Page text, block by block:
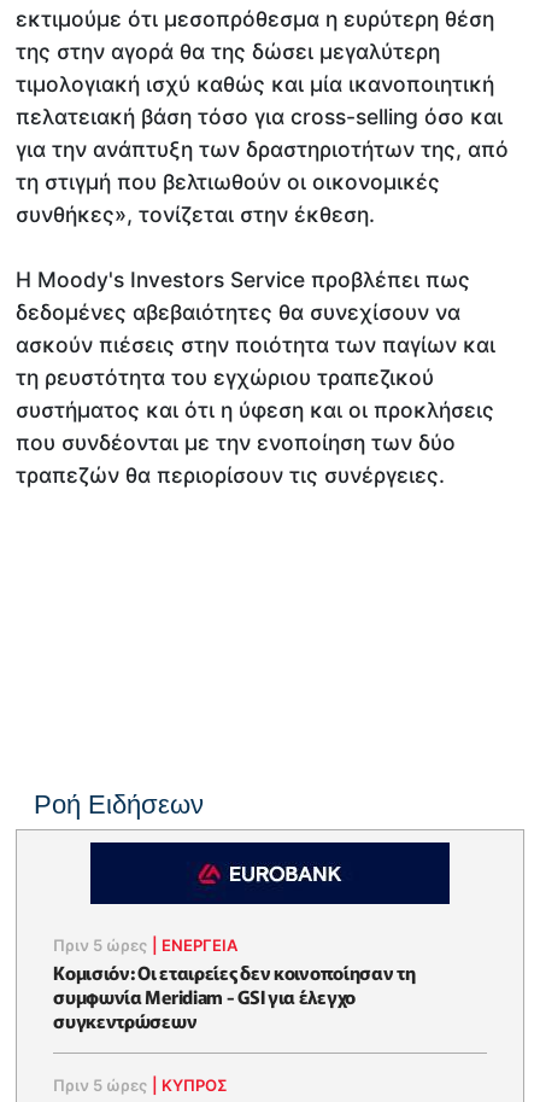
εκτιμούμε ότι μεσοπρόθεσμα η ευρύτερη θέση
της στην αγορά θα της δώσει μεγαλύτερη
τιμολογιακή ισχύ καθώς και μία ικανοποιητική
πελατειακή βάση τόσο για cross-selling όσο και
για την ανάπτυξη των δραστηριοτήτων της, από
τη στιγμή που βελτιωθούν οι οικονομικές
συνθήκες», τονίζεται στην έκθεση.
Η Moody's Investors Service προβλέπει πως
δεδομένες αβεβαιότητες θα συνεχίσουν να
ασκούν πιέσεις στην ποιότητα των παγίων και
τη ρευστότητα του εγχώριου τραπεζικού
συστήματος και ότι η ύφεση και οι προκλήσεις
που συνδέονται με την ενοποίηση των δύο
τραπεζών θα περιορίσουν τις συνέργειες.
Ροή Ειδήσεων
Πριν 5 ώρες ΕΝΈΡΓΕΙΑ
Κομισιόν: Οι εταιρείες δεν κοινοποίησαν τη
συμφωνία Meridiam - GSI για έλεγχο
συγκεντρώσεων
Πριν 5 ώρες ΚΥΠΡΟΣ